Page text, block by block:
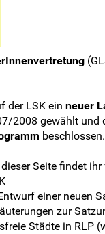
der LSK ein neuer
2008 gewählt und
beschlossen.
dieser Seite findet
einer neuen
zur
Städte in RLP